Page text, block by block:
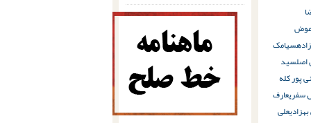
سیامک
اصلسید
پور کله
سفریعارف
علی